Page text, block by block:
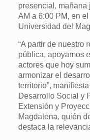
presencial, mañana
AM a 6:00 PM, en
Universidad del
“A partir de nuestro
pública, apoyamos
actores que hoy
armonizar el
territorio”,
Desarrollo Social y
Extensión y
Magdalena, quién
destaca la